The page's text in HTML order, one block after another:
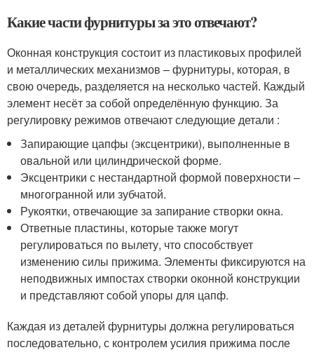
Какие части фурнитуры за это отвечают?
Оконная конструкция состоит из пластиковых профилей
и металлических механизмов – фурнитуры, которая, в
свою очередь, разделяется на несколько частей. Каждый
элемент несёт за собой определённую функцию. За
регулировку режимов отвечают следующие детали :
Запирающие цапфы (эксцентрики), выполненные в
овальной или цилиндрической форме.
Эксцентрики с нестандартной формой поверхности –
многогранной или зубчатой.
Рукоятки, отвечающие за запирание створки окна.
Ответные пластины, которые также могут
регулироваться по вылету, что способствует
изменению силы прижима. Элементы фиксируются на
неподвижных импостах створки оконной конструкции
и представляют собой упоры для цапф.
Каждая из деталей фурнитуры должна регулироваться
последовательно, с контролем усилия прижима после